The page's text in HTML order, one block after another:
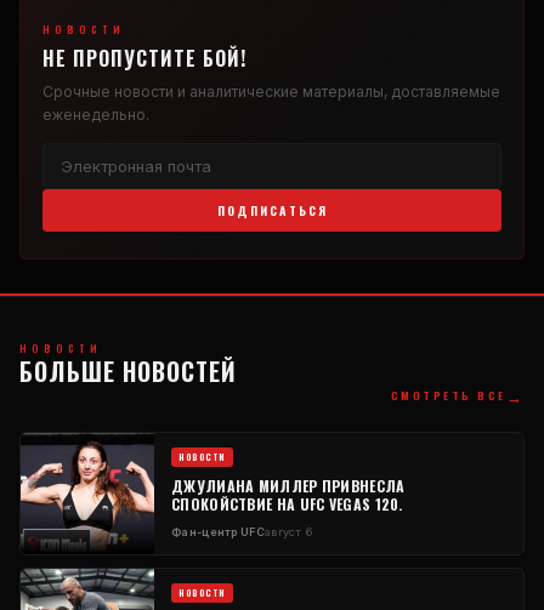
НОВОСТИ
НЕ ПРОПУСТИТЕ БОЙ!
Срочные новости и аналитические материалы, доставляемые
еженедельно.
ПОДПИСАТЬСЯ
НОВОСТИ
БОЛЬШЕ НОВОСТЕЙ
СМОТРЕТЬ ВСЕ →
НОВОСТИ
ДЖУЛИАНА МИЛЛЕР ПРИВНЕСЛА
СПОКОЙСТВИЕ НА UFC VEGAS 120.
Фан-центр UFCавгуст 6
НОВОСТИ